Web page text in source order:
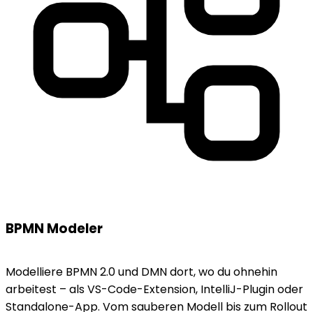
BPMN Modeler
Modelliere BPMN 2.0 und DMN dort, wo du ohnehin
arbeitest – als VS-Code-Extension, IntelliJ-Plugin oder
Standalone-App. Vom sauberen Modell bis zum Rollout